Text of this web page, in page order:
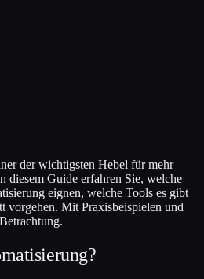
der wichtigsten Hebel für mehr
diesem Guide erfahren Sie, welche
eignen, welche Tools es gibt
vorgehen. Mit Praxisbeispielen und